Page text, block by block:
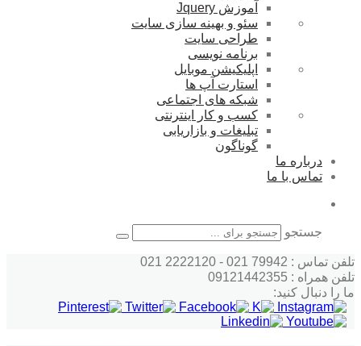
آموزش Jquery
سئو و بهینه سازی سایت
طراحی سایت
برنامه نویسی
اپلیکیشن موبایل
استارت آپ ها
شبکه های اجتماعی
کسب و کار اینترنتی
تبلیغات و بازاریابی
گوناگون
درباره ما
تماس با ما
جستجو
تلفن تماس : 79942 021 - 2222120 021
تلفن همراه : 09121442355
ما را دنبال کنید: